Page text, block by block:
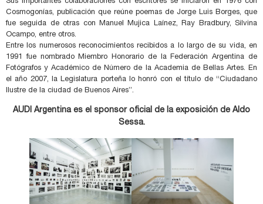
Cosmogonías, publicación que reúne poemas de Jorge Luis Borges, que
fue seguida de otras con Manuel Mujica Laínez, Ray Bradbury, Silvina
Ocampo, entre otros.
Entre los numerosos reconocimientos recibidos a lo largo de su vida, en
1991 fue nombrado Miembro Honorario de la Federación Argentina de
Fotógrafos y Académico de Número de la Academia de Bellas Artes. En
el año 2007, la Legislatura porteña lo honró con el título de “Ciudadano
Ilustre de la ciudad de Buenos Aires”.
AUDI Argentina es el sponsor oficial de la exposición de Aldo
Sessa.